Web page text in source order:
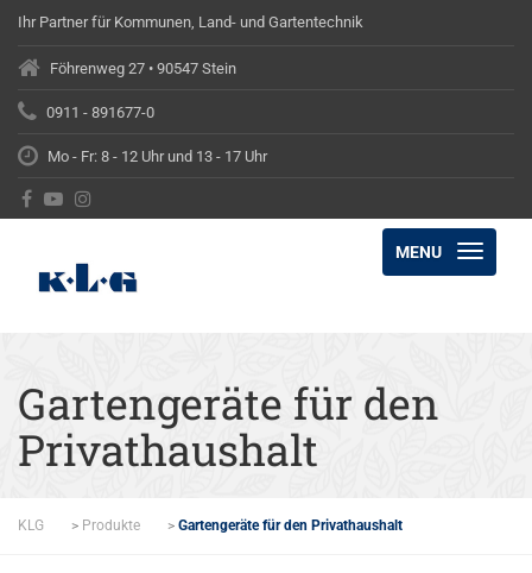
Ihr Partner für Kommunen, Land- und Gartentechnik
Föhrenweg 27 • 90547 Stein
0911 - 891677-0
Mo - Fr: 8 - 12 Uhr und 13 - 17 Uhr
MENU
Gartengeräte für den
Privathaushalt
KLG > Produkte > Gartengeräte für den Privathaushalt